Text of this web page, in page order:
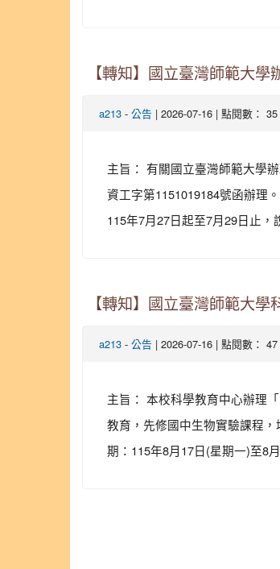
【轉知】國立臺灣師範大
a213 - 公告 | 2026-07-16 | 點閱數： 35
主旨： 有關國立臺灣師範大學
資工字第1151019184號函辦理
115年7月27日起至7月29日止
【轉知】國立臺灣師範大
a213 - 公告 | 2026-07-16 | 點閱數： 47
主旨： 本校科學教育中心辦理
教育，先修國中生物實驗課程
期：115年8月17日(星期一)至8